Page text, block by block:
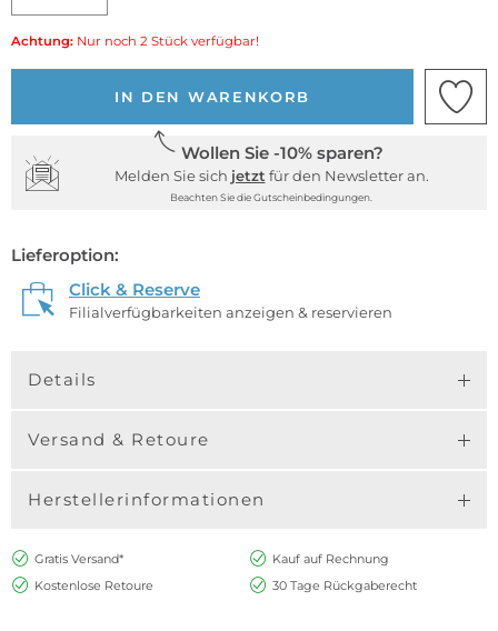
Achtung: Nur noch 2 Stück verfügbar!
IN DEN WARENKORB
Wollen Sie -10% sparen?
Melden Sie sich jetzt für den Newsletter an.
Beachten Sie die Gutscheinbedingungen.
Lieferoption:
Click & Reserve
Filialverfügbarkeiten anzeigen & reservieren
Details
Versand & Retoure
Herstellerinformationen
Gratis Versand*
Kauf auf Rechnung
Kostenlose Retoure
30 Tage Rückgaberecht